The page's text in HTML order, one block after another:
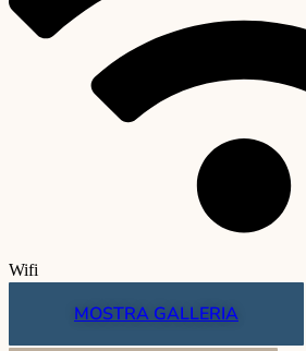
Wifi
MOSTRA GALLERIA